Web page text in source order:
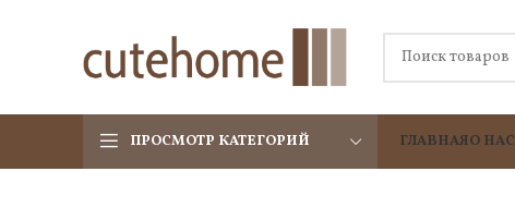
ПРОСМОТР КАТЕГОРИЙ ГЛАВНАЯО НАС